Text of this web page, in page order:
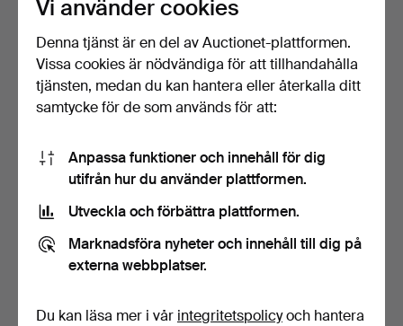
Utvalt
BRITTA MARAKATT-LABBA.
Klubbades 10 maj 2026
BENGT OLSON. Utan titel,
Klubbades 10 maj 2026
Vi använder cookies
Denna tjänst är en del av Auctionet-plattformen.
Vissa cookies är nödvändiga för att tillhandahålla
tjänsten, medan du kan hantera eller återkalla ditt
samtycke för de som används för att:
Anpassa funktioner och innehåll för dig
utifrån hur du använder plattformen.
Utveckla och förbättra plattformen.
Marknadsföra nyheter och innehåll till dig på
externa webbplatser.
Du kan läsa mer i vår integritetspolicyoch hantera